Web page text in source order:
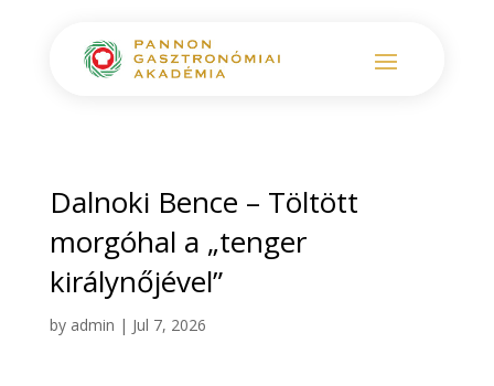
Dalnoki Bence – Töltött
morgóhal a „tenger
királynőjével”
by admin | Jul 7, 2026